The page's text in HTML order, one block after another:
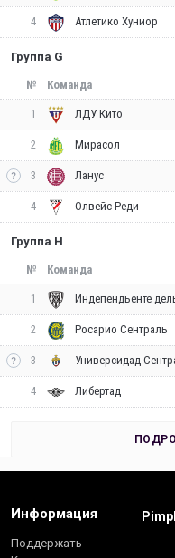
4 Атлетико Хуниор
Группа G
№ Команда
1 ЛДУ Кито
2 Мирасол
3 Ланус
4 Олвейс Реди
Группа H
№ Команда
1 Индепендьенте
2 Росарио Сентраль
3 Универсидад
4 Либертад
Информация
Поддержать